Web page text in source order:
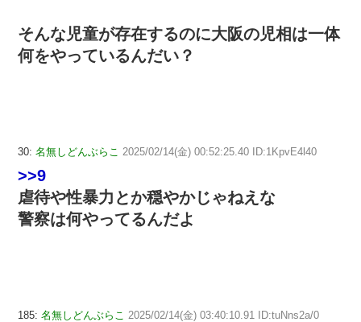
そんな児童が存在するのに大阪の児相は一体
何をやっているんだい？
30: 名無しどんぶらこ 2025/02/14(金) 00:52:25.40 ID:1KpvE4l40
>>9
虐待や性暴力とか穏やかじゃねえな
警察は何やってるんだよ
185: 名無しどんぶらこ 2025/02/14(金) 03:40:10.91 ID:tuNns2a/0